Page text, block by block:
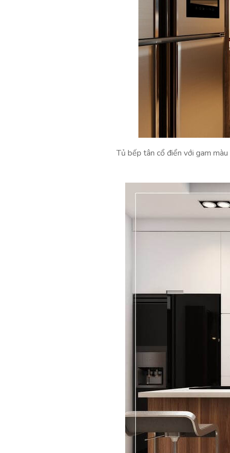
Tủ bếp tân cổ điển với gam